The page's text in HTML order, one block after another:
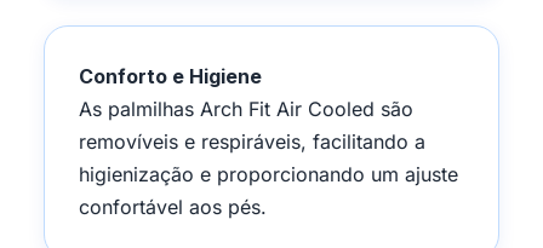
Conforto e Higiene
As palmilhas Arch Fit Air Cooled são
removíveis e respiráveis, facilitando a
higienização e proporcionando um ajuste
confortável aos pés.